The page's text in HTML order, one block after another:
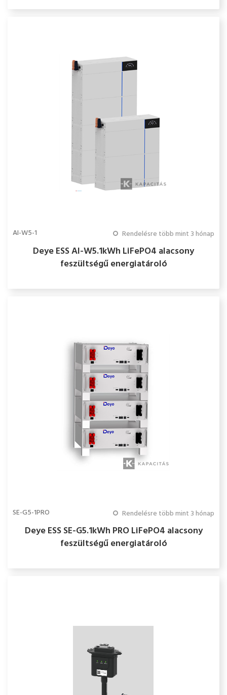
AI-W5-1 Rendelésre több mint 3 hónap
Deye ESS AI-W5.1kWh LiFePO4 alacsony
feszültségű energiatároló
SE-G5-1PRO Rendelésre több mint 3 hónap
Deye ESS SE-G5.1kWh PRO LiFePO4 alacsony
feszültségű energiatároló